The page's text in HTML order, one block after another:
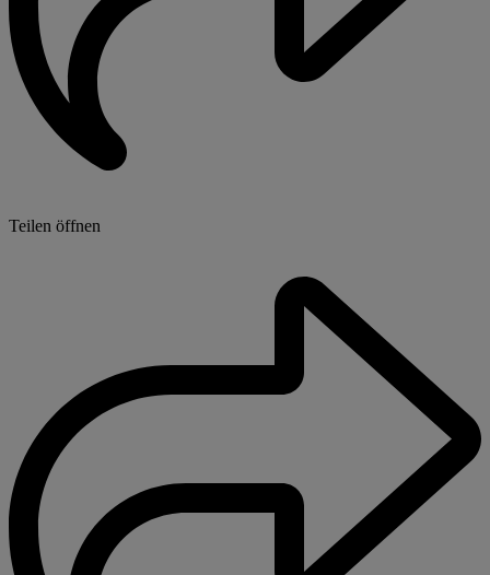
Teilen öffnen